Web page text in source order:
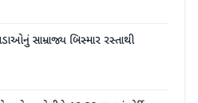
સામ્રાજ્ય બિસ્માર રસ્તાથી